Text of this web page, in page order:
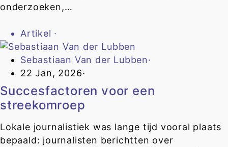
onderzoeken,…
Artikel ·
Sebastiaan Van der Lubben·
22 Jan, 2026·
Succesfactoren voor een
streekomroep
Lokale journalistiek was lange tijd vooral plaats
bepaald: journalisten berichtten over